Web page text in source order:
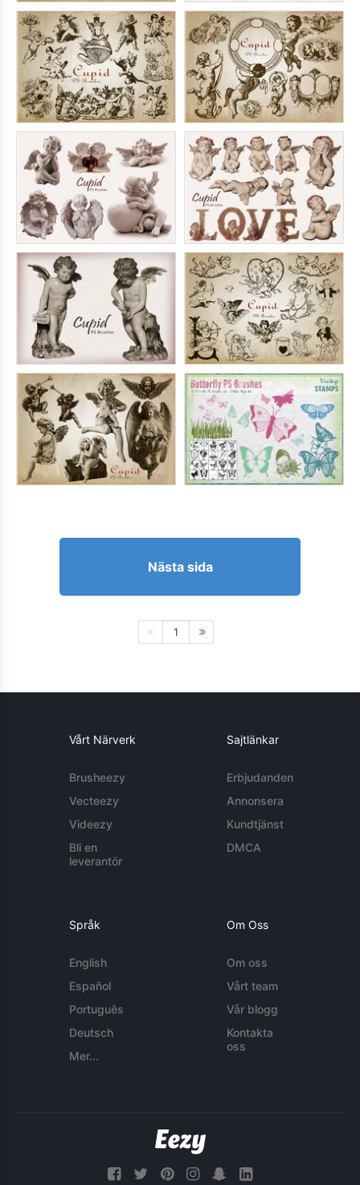
Nästa sida
1
Vårt Närverk
Brusheezy
Vecteezy
Videezy
Bli en
leverantör
Sajtlänkar
Erbjudanden
Annonsera
Kundtjänst
DMCA
Språk
English
Español
Português
Deutsch
Mer...
Om Oss
Om oss
Vårt team
Vår blogg
Kontakta
oss